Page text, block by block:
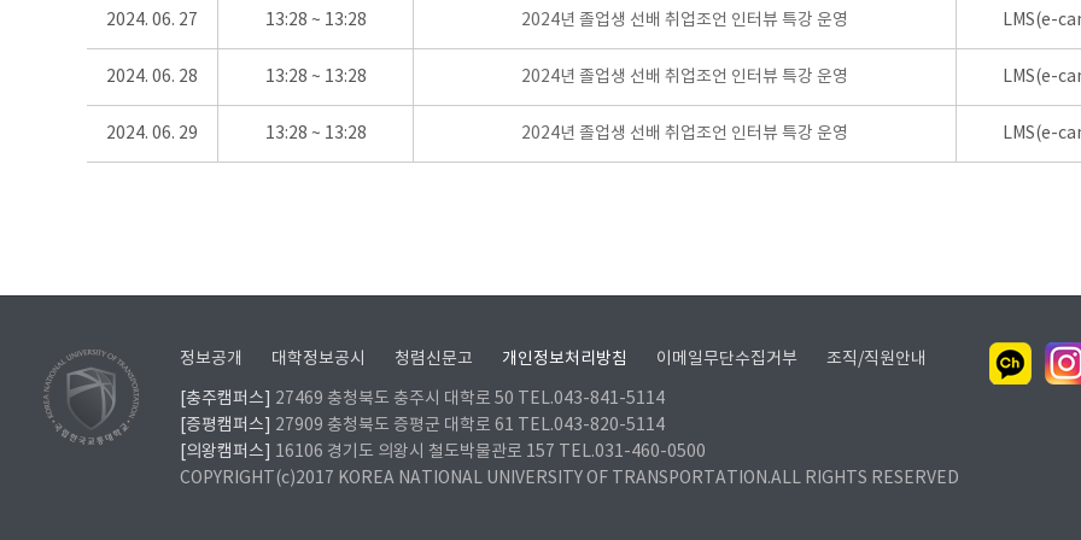
2024. 06. 27 13:28 ~ 13:28 2024년 졸업생 선배 취업조언 인터뷰 특강 운영 LMS(e-
2024. 06. 28 13:28 ~ 13:28 2024년 졸업생 선배 취업조언 인터뷰 특강 운영 LMS(e-
2024. 06. 29 13:28 ~ 13:28 2024년 졸업생 선배 취업조언 인터뷰 특강 운영 LMS(e-
정보공개 대학정보공시 청렴신문고 개인정보처리방침 이메일무단수집거부 조직/직원안내
[충주캠퍼스]
27469 충청북도 충주시 대학로 50 TEL.043-841-5114
[증평캠퍼스]
27909 충청북도 증평군 대학로 61 TEL.043-820-5114
[의왕캠퍼스]
16106 경기도 의왕시 철도박물관로 157 TEL.031-460-0500
COPYRIGHT(c)2017 KOREA NATIONAL UNIVERSITY OF TRANSPORTATION.ALL RIGHTS RESERVED